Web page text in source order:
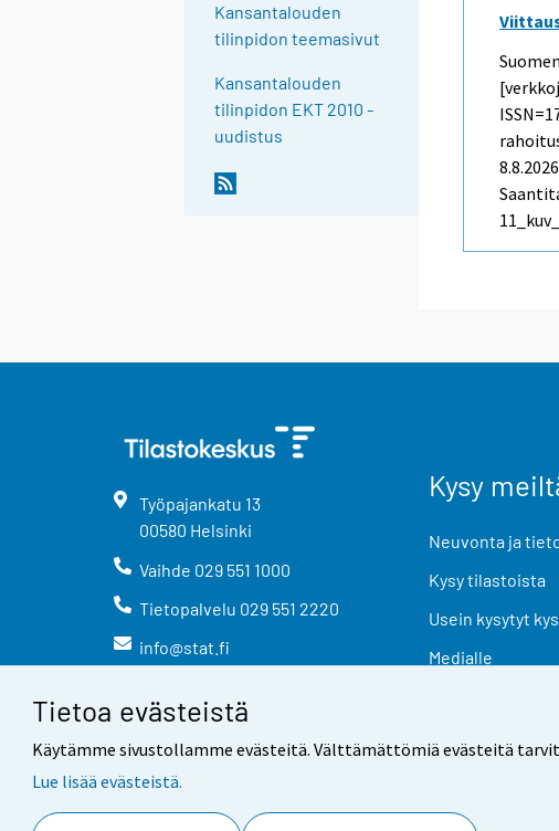
Tietoa evästeistä
Käytämme sivustollamme evästeitä. Välttämättömiä evästeitä
Lue lisää evästeistä.
Kansantalouden
tilinpidon teemasivut
Kansantalouden
tilinpidon EKT 2010 -
uudistus
Työpajankatu 13
00580 Helsinki
Vaihde 029 551 1000
Tietopalvelu 029 551 2220
info@stat.fi
Kysy
Neuvonta ja
Kysy tilastoista
Usein kysytyt
Medialle